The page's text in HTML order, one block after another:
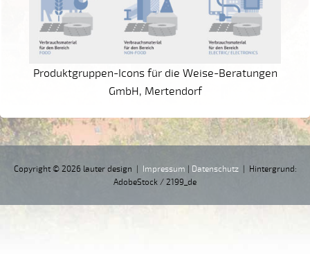
Produktgruppen-Icons für die Weise-Beratungen
GmbH, Mertendorf
Copyright © 2026 lauter design | Impressum | Datenschutz| Hintergrund:
AdobeStock / 2199_de